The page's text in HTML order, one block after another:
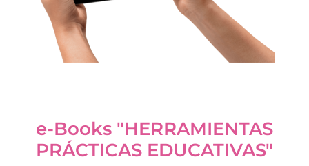
e-Books "HERRAMIENTAS
PRÁCTICAS EDUCATIVAS"